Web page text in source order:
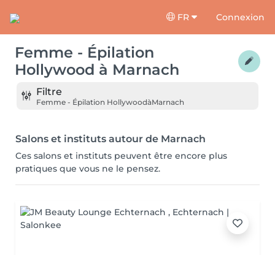
FR Connexion
Femme - Épilation
Hollywood à Marnach
Filtre
Femme - Épilation HollywoodàMarnach
Salons et instituts autour de Marnach
Ces salons et instituts peuvent être encore plus
pratiques que vous ne le pensez.